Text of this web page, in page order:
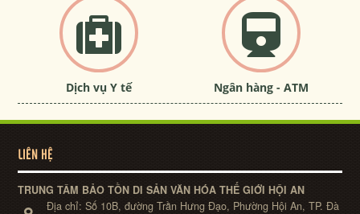
Dịch vụ Y tế Ngân hàng - ATM
LIÊN HỆ
TRUNG TÂM BẢO TỒN DI SẢN VĂN HÓA THẾ GIỚI HỘI AN
Địa chỉ:Số 10B, đường Trần Hưng Đạo, Phường Hội An, TP. Đà